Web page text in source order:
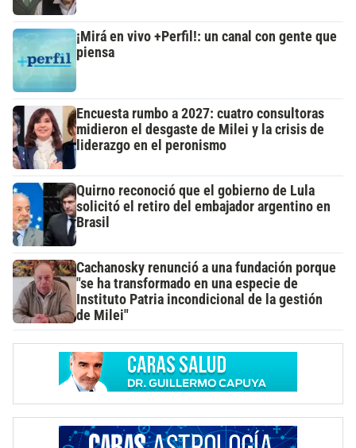
¡Mirá en vivo +Perfil!: un canal con gente que
piensa
Encuesta rumbo a 2027: cuatro consultoras
midieron el desgaste de Milei y la crisis de
liderazgo en el peronismo
Quirno reconoció que el gobierno de Lula
solicitó el retiro del embajador argentino en
Brasil
Cachanosky renunció a una fundación porque
"se ha transformado en una especie de
Instituto Patria incondicional de la gestión
de Milei"